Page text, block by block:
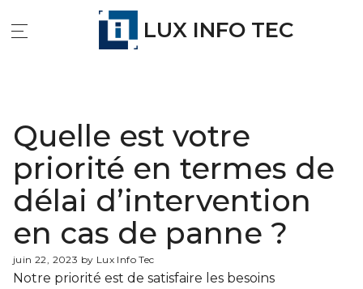
LUX INFO TEC
Quelle est votre
priorité en termes de
délai d’intervention
en cas de panne ?
juin 22, 2023 by Lux Info Tec
Notre priorité est de satisfaire les besoins